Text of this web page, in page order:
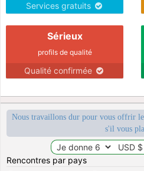
Services gratuits
Sérieux
profils de qualité
Qualité confirmée
Nous travaillons dur pour vous offrir
s'il vous
Rencontres par pays